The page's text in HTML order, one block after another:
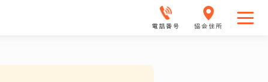
電話番号 協会住所